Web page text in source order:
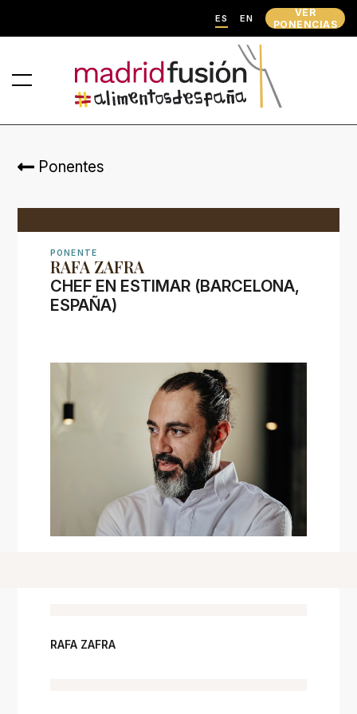
ES EN
VER
PONENCIAS
Ponentes
PONENTE
RAFA ZAFRA
CHEF EN ESTIMAR (BARCELONA,
ESPAÑA)
RAFA ZAFRA